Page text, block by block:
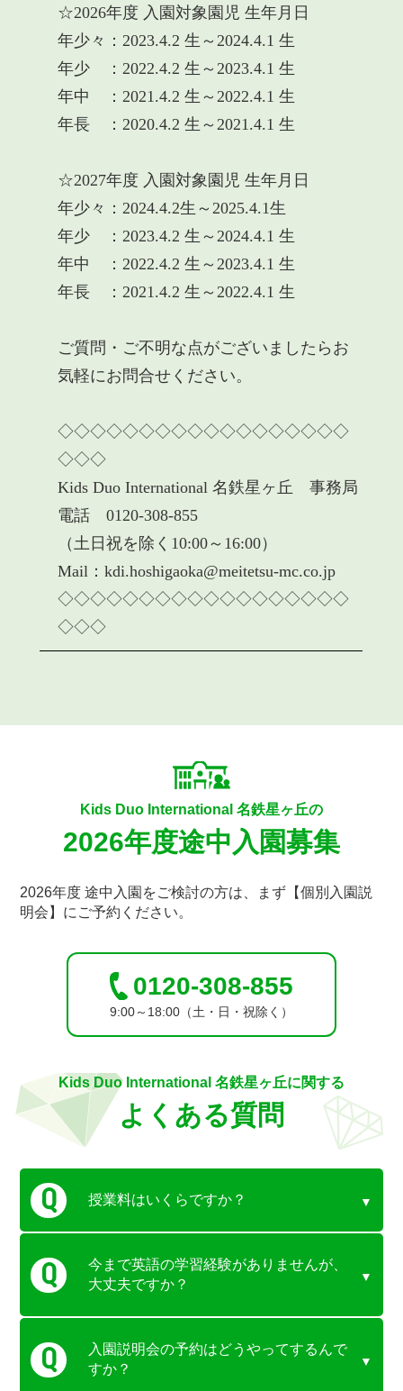
Kids Duo International 名鉄星ヶ丘の
2026年度途中入園募集
2026年度 途中入園をご検討の方は、まず【個別入園説
明会】にご予約ください。
0120-308-855
9:00～18:00（土・日・祝除く）
Kids Duo International 名鉄星ヶ丘に関する
よくある質問
授業料はいくらですか？
今まで英語の学習経験がありませんが、
大丈夫ですか？
入園説明会の予約はどうやってするんで
すか？